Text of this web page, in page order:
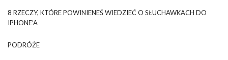
8 RZECZY, KTÓRE POWINIENEŚ WIEDZIEĆ O SŁUCHAWKACH DO
IPHONE’A
PODRÓŻE